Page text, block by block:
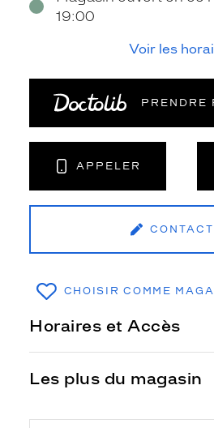
19:00
Voir les
PRENDRE
APPELER
CHOISIR COMME
Horaires et Accès
Les plus du magasin